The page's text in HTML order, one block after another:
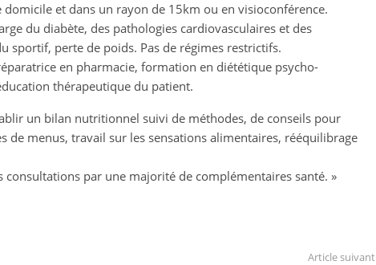
et dans un rayon de 15km ou en visioconférence.
du diabète, des pathologies cardiovasculaires et des
sportif, perte de poids. Pas de régimes restrictifs.
en pharmacie, formation en diététique psycho-
thérapeutique du patient.
un bilan nutritionnel suivi de méthodes, de conseils pour
de menus, travail sur les sensations alimentaires, rééquilibrage
par une majorité de complémentaires santé. »
Article suivant